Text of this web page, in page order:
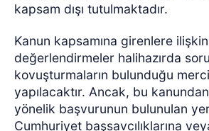
kapsam dışı tutulmaktadır.
Kanun kapsamına girenlere ilişkin
değerlendirmeler halihazırda
kovuşturmaların bulunduğu
yapılacaktır. Ancak, bu
yönelik başvurunun bulunulan
Cumhuriyet başsavcılıklarına